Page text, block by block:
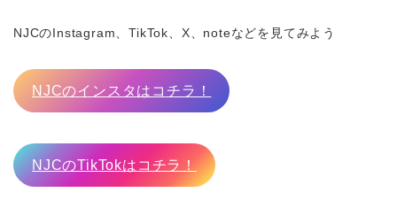
NJCのInstagram、TikTok、X、noteなどを見てみよう
NJCのインスタはコチラ！
NJCのTikTokはコチラ！